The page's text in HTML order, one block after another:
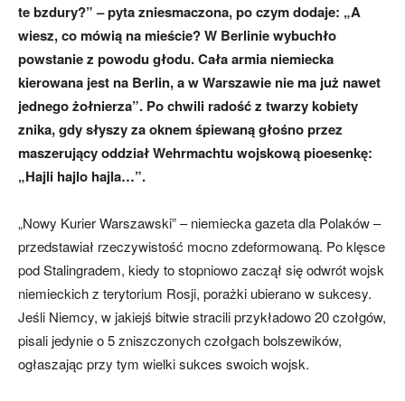
te bzdury?” – pyta zniesmaczona, po czym dodaje: „A
wiesz, co mówią na mieście? W Berlinie wybuchło
powstanie z powodu głodu. Cała armia niemiecka
kierowana jest na Berlin, a w Warszawie nie ma już nawet
jednego żołnierza”. Po chwili radość z twarzy kobiety
znika, gdy słyszy za oknem śpiewaną głośno przez
maszerujący oddział Wehrmachtu wojskową pioesenkę:
„Hajli hajlo hajla…”.
„Nowy Kurier Warszawski” – niemiecka gazeta dla Polaków –
przedstawiał rzeczywistość mocno zdeformowaną. Po klęsce
pod Stalingradem, kiedy to stopniowo zaczął się odwrót wojsk
niemieckich z terytorium Rosji, porażki ubierano w sukcesy.
Jeśli Niemcy, w jakiejś bitwie stracili przykładowo 20 czołgów,
pisali jedynie o 5 zniszczonych czołgach bolszewików,
ogłaszając przy tym wielki sukces swoich wojsk.